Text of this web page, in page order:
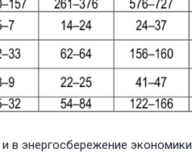
энергосбережение